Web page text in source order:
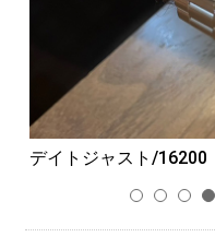
デイトジャスト/16200
1 2 3 4